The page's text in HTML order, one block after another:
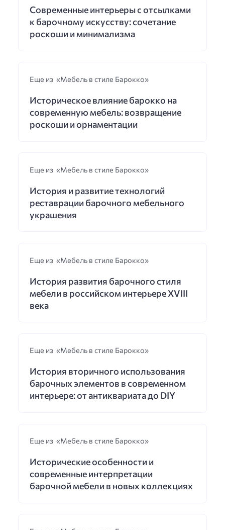
Современные интерьеры с отсылками
к барочному искусству: сочетание
роскоши и минимализма
Еще из «Мебель в стиле Барокко»
Историческое влияние барокко на
современную мебель: возвращение
роскоши и орнаментации
Еще из «Мебель в стиле Барокко»
История и развитие технологий
реставрации барочного мебельного
украшения
Еще из «Мебель в стиле Барокко»
История развития барочного стиля
мебели в российском интерьере XVIII
века
Еще из «Мебель в стиле Барокко»
История вторичного использования
барочных элементов в современном
интерьере: от антиквариата до DIY
Еще из «Мебель в стиле Барокко»
Исторические особенности и
современные интерпретации
барочной мебели в новых коллекциях